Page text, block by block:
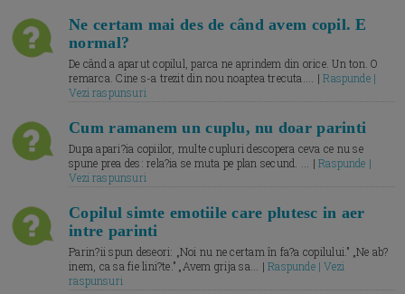
Ne certam mai des de când avem copil. E
normal?
De când a aparut copilul, parca ne aprindem din orice. Un ton. O
remarca. Cine s-a trezit din nou noaptea trecuta.... |Raspunde |
Vezi raspunsuri
Cum ramanem un cuplu, nu doar parinti
Dupa apari?ia copiilor, multe cupluri descopera ceva ce nu se
spune prea des: rela?ia se muta pe plan secund. ... |Raspunde |
Vezi raspunsuri
Copilul simte emotiile care plutesc in aer
intre parinti
Parin?ii spun deseori: „Noi nu ne certam în fa?a copilului.” „Ne ab?
inem, ca sa fie lini?te.” „Avem grija sa... |Raspunde | Vezi
raspunsuri